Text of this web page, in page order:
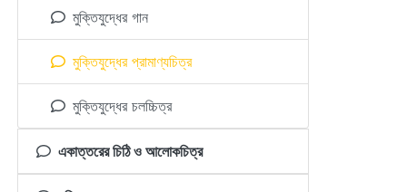
মুক্তিযুদ্ধের গান
মুক্তিযুদ্ধের প্রামাণ্যচিত্র
মুক্তিযুদ্ধের চলচ্চিত্র
একাত্তরের চিঠি ও আলোকচিত্র